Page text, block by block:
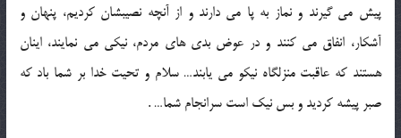
پیش می گیرند و نماز به پا می دارند و از آنچه نصیبشان کردیم، پنهان و
آشکار، انفاق می کنند و در عوض بدی های مردم، نیکی می نمایند، اینان
هستند که عاقبت منزلگاه نیکو می یابند… سلام و تحیت خدا بر شما باد که
صبر پیشه کردید و بس نیک است سرانجام شما… .